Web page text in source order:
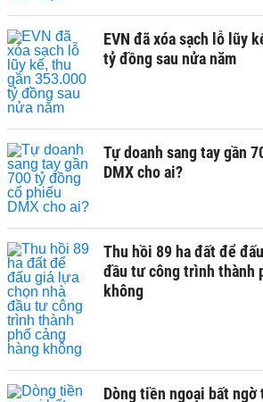
EVN đã xóa sạch lỗ lũy
tỷ đồng sau nửa năm
Tự doanh sang tay gần
DMX cho ai?
Thu hồi 89 ha đất để
đầu tư công trình thành
không
Dòng tiền ngoại bất ngờ